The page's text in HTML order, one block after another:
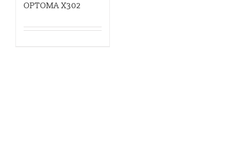
OPTOMA X302